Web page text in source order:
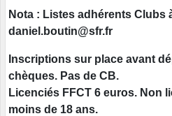
Nota : Listes adhérents Clubs
daniel.boutin@sfr.fr
Inscriptions sur place avant
chèques. Pas de CB.
Licenciés FFCT 6 euros. Non
moins de 18 ans.